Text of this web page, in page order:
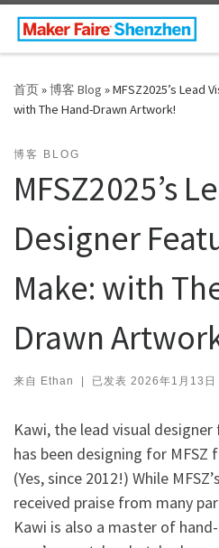
Skip to content
首页»博客 Blog »MFSZ2025’s Lead
with The Hand-Drawn Artwork!
博客 BLOG
MFSZ2025’s
Designer
Make: with
Drawn
来自 Ethan | 已发表 2026年1月13日
Kawi, the lead visual designer
has been designing for MFSZ
(Yes, since 2012!) While
received praise from many
Kawi is also a master of